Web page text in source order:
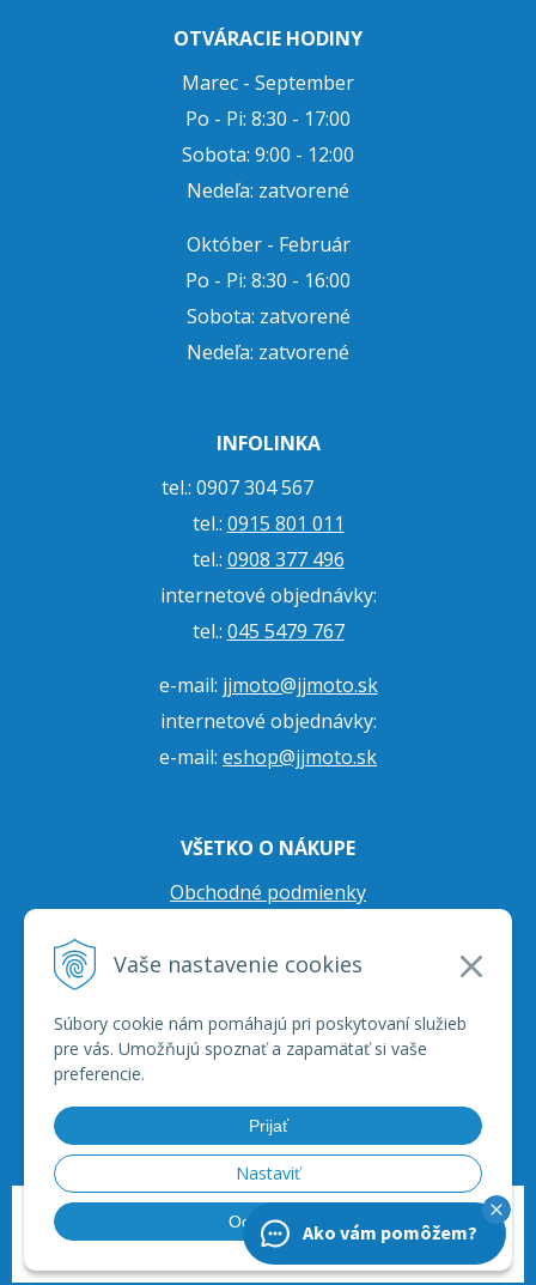
Vaše nastavenie cookies
Súbory cookie nám pomáhajú pri poskytovaní služieb
pre vás. Umožňujú spoznať a zapamätať si vaše
preferencie.
Prijať
Nastaviť
Odmietnuť
OTVÁRACIE HODINY
Marec - September
Po - Pi: 8:30 - 17:00
Sobota: 9:00 - 12:00
Nedeľa: zatvorené
Október - Február
Po - Pi: 8:30 - 16:00
Sobota: zatvorené
Nedeľa: zatvorené
INFOLINKA
tel.: 0907 304 567
tel.: 0915 801 011
tel.: 0908 377 496
internetové objednávky:
tel.: 045 5479 767
e-mail: jjmoto@jjmoto.sk
internetové objednávky:
e-mail: eshop@jjmoto.sk
VŠETKO O NÁKUPE
Obchodné podmienky
Prepravné podmienky
© 2026 JJ Moto - skútre, štvorkolky, moto príslušenstvo, ich servis. •
tvorba
webhosting
Ako vám pomôžem?